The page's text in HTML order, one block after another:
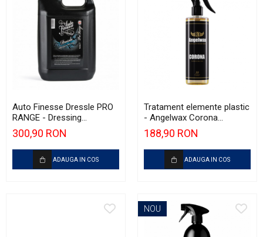
Auto Finesse Dressle PRO
RANGE - Dressing
compartiment motor (5L)
300,90 RON
ADAUGA IN COS
Tratament elemente plastic
- Angelwax Corona
Synthetic Spray Wax
(500ml)
188,90 RON
ADAUGA IN COS
NOU